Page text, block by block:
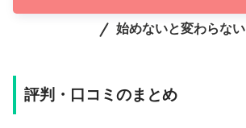
始めないと変わらない
評判・口コミのまとめ